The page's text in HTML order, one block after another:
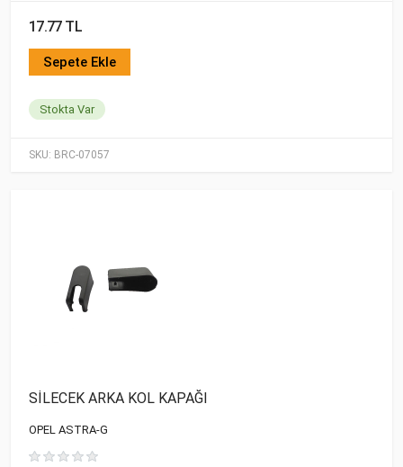
SKU: BRC-07057
17.77 TL
Sepete Ekle
Stokta Var
SİLECEK ARKA KOL KAPAĞI
OPEL ASTRA-G